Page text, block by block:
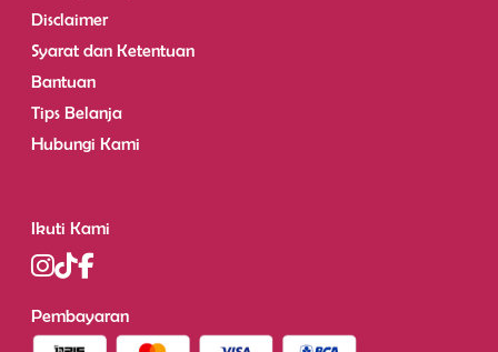
Disclaimer
Syarat dan Ketentuan
Bantuan
Tips Belanja
Hubungi Kami
Ikuti Kami
Pembayaran